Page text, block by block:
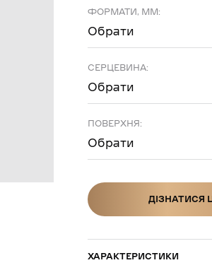
ФОРМАТИ, ММ:
Обрати
СЕРЦЕВИНА:
Обрати
ПОВЕРХНЯ:
Обрати
ДІЗНАТИСЯ
ХАРАКТЕРИСТИКИ